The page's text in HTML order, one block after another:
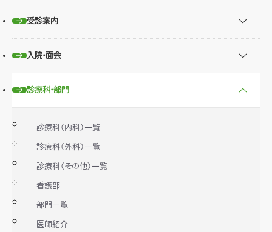
受診案内
入院・面会
診療科・部門
診療科（内科）一覧
診療科（外科）一覧
診療科（その他）一覧
看護部
部門一覧
医師紹介